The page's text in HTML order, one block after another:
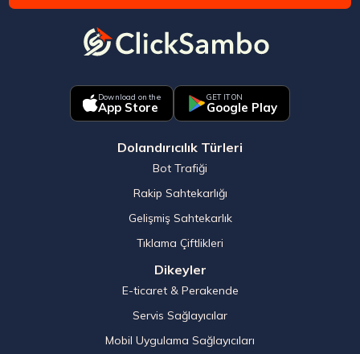
Download on the
App Store
GET IT ON
Google Play
Dolandırıcılık Türleri
Bot Trafiği
Rakip Sahtekarlığı
Gelişmiş Sahtekarlık
Tıklama Çiftlikleri
Dikeyler
E-ticaret & Perakende
Servis Sağlayıcılar
Mobil Uygulama Sağlayıcıları